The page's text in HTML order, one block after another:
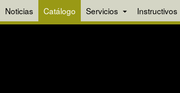
Noticias Catálogo Servicios Instructivos